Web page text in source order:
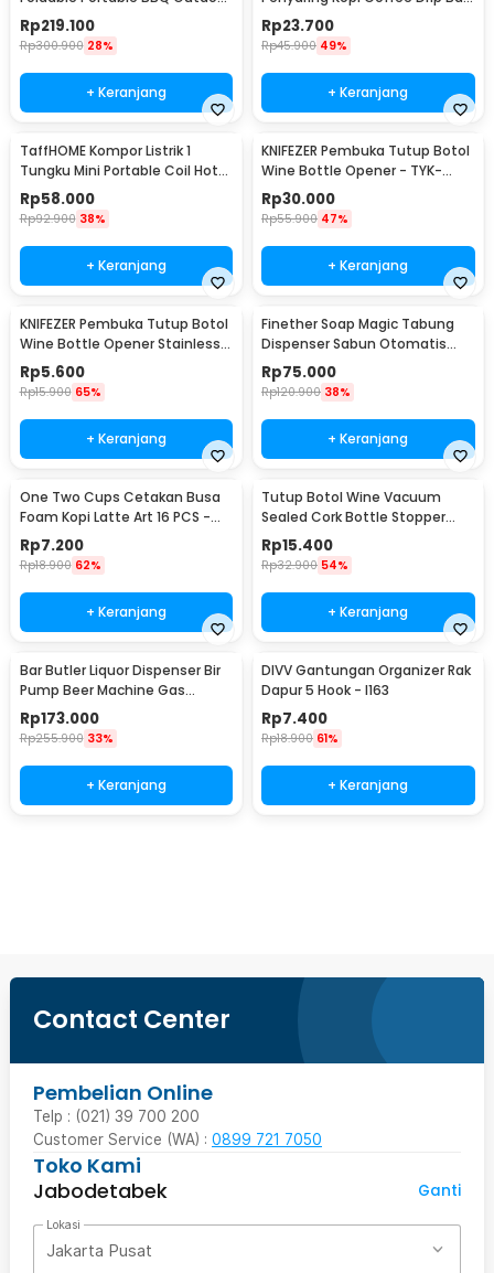
Grill Stove - HWSK77
Rp219.100
Rp300.900 28%
+ Keranjang
Paper Filter 50PCS - T111
Rp23.700
Rp45.900 49%
+ Keranjang
TaffHOME Kompor Listrik 1
Tungku Mini Portable Coil Hot
Plate 500W - C1-1000-03
Rp58.000
Rp92.900 38%
+ Keranjang
KNIFEZER Pembuka Tutup Botol
Wine Bottle Opener - TYK-
074B
Rp30.000
Rp55.900 47%
+ Keranjang
KNIFEZER Pembuka Tutup Botol
Wine Bottle Opener Stainless
Steel - WS01
Rp5.600
Rp15.900 65%
+ Keranjang
Finether Soap Magic Tabung
Dispenser Sabun Otomatis
400ml - AD-03
Rp75.000
Rp120.900 38%
+ Keranjang
One Two Cups Cetakan Busa
Foam Kopi Latte Art 16 PCS -
JJYE01
Rp7.200
Rp18.900 62%
+ Keranjang
Tutup Botol Wine Vacuum
Sealed Cork Bottle Stopper
Stainless Steel - G94529
Rp15.400
Rp32.900 54%
+ Keranjang
Bar Butler Liquor Dispenser Bir
Pump Beer Machine Gas
Station 900ml - P-36
Rp173.000
Rp255.900 33%
+ Keranjang
DIVV Gantungan Organizer Rak
Dapur 5 Hook - I163
Rp7.400
Rp18.900 61%
+ Keranjang
Contact Center
Pembelian Online
Telp : (021) 39 700 200
Customer Service (WA) : 0899 721 7050
Toko Kami
Jabodetabek
Ganti
Lokasi
Jakarta Pusat